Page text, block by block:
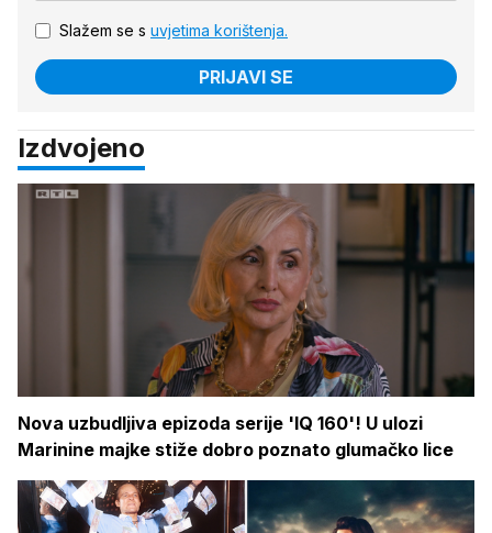
Slažem se s uvjetima korištenja.
PRIJAVI SE
Izdvojeno
Nova uzbudljiva epizoda serije 'IQ 160'! U ulozi
Marinine majke stiže dobro poznato glumačko lice